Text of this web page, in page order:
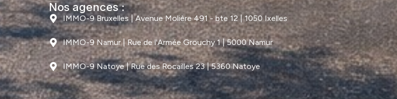
Nos agences :
IMMO-9 Bruxelles | Avenue Molière 491 - bte 12 | 1050 Ixelles
IMMO-9 Namur | Rue de l'Armée Grouchy 1 | 5000 Namur
IMMO-9 Natoye | Rue des Rocailles 23 | 5360 Natoye